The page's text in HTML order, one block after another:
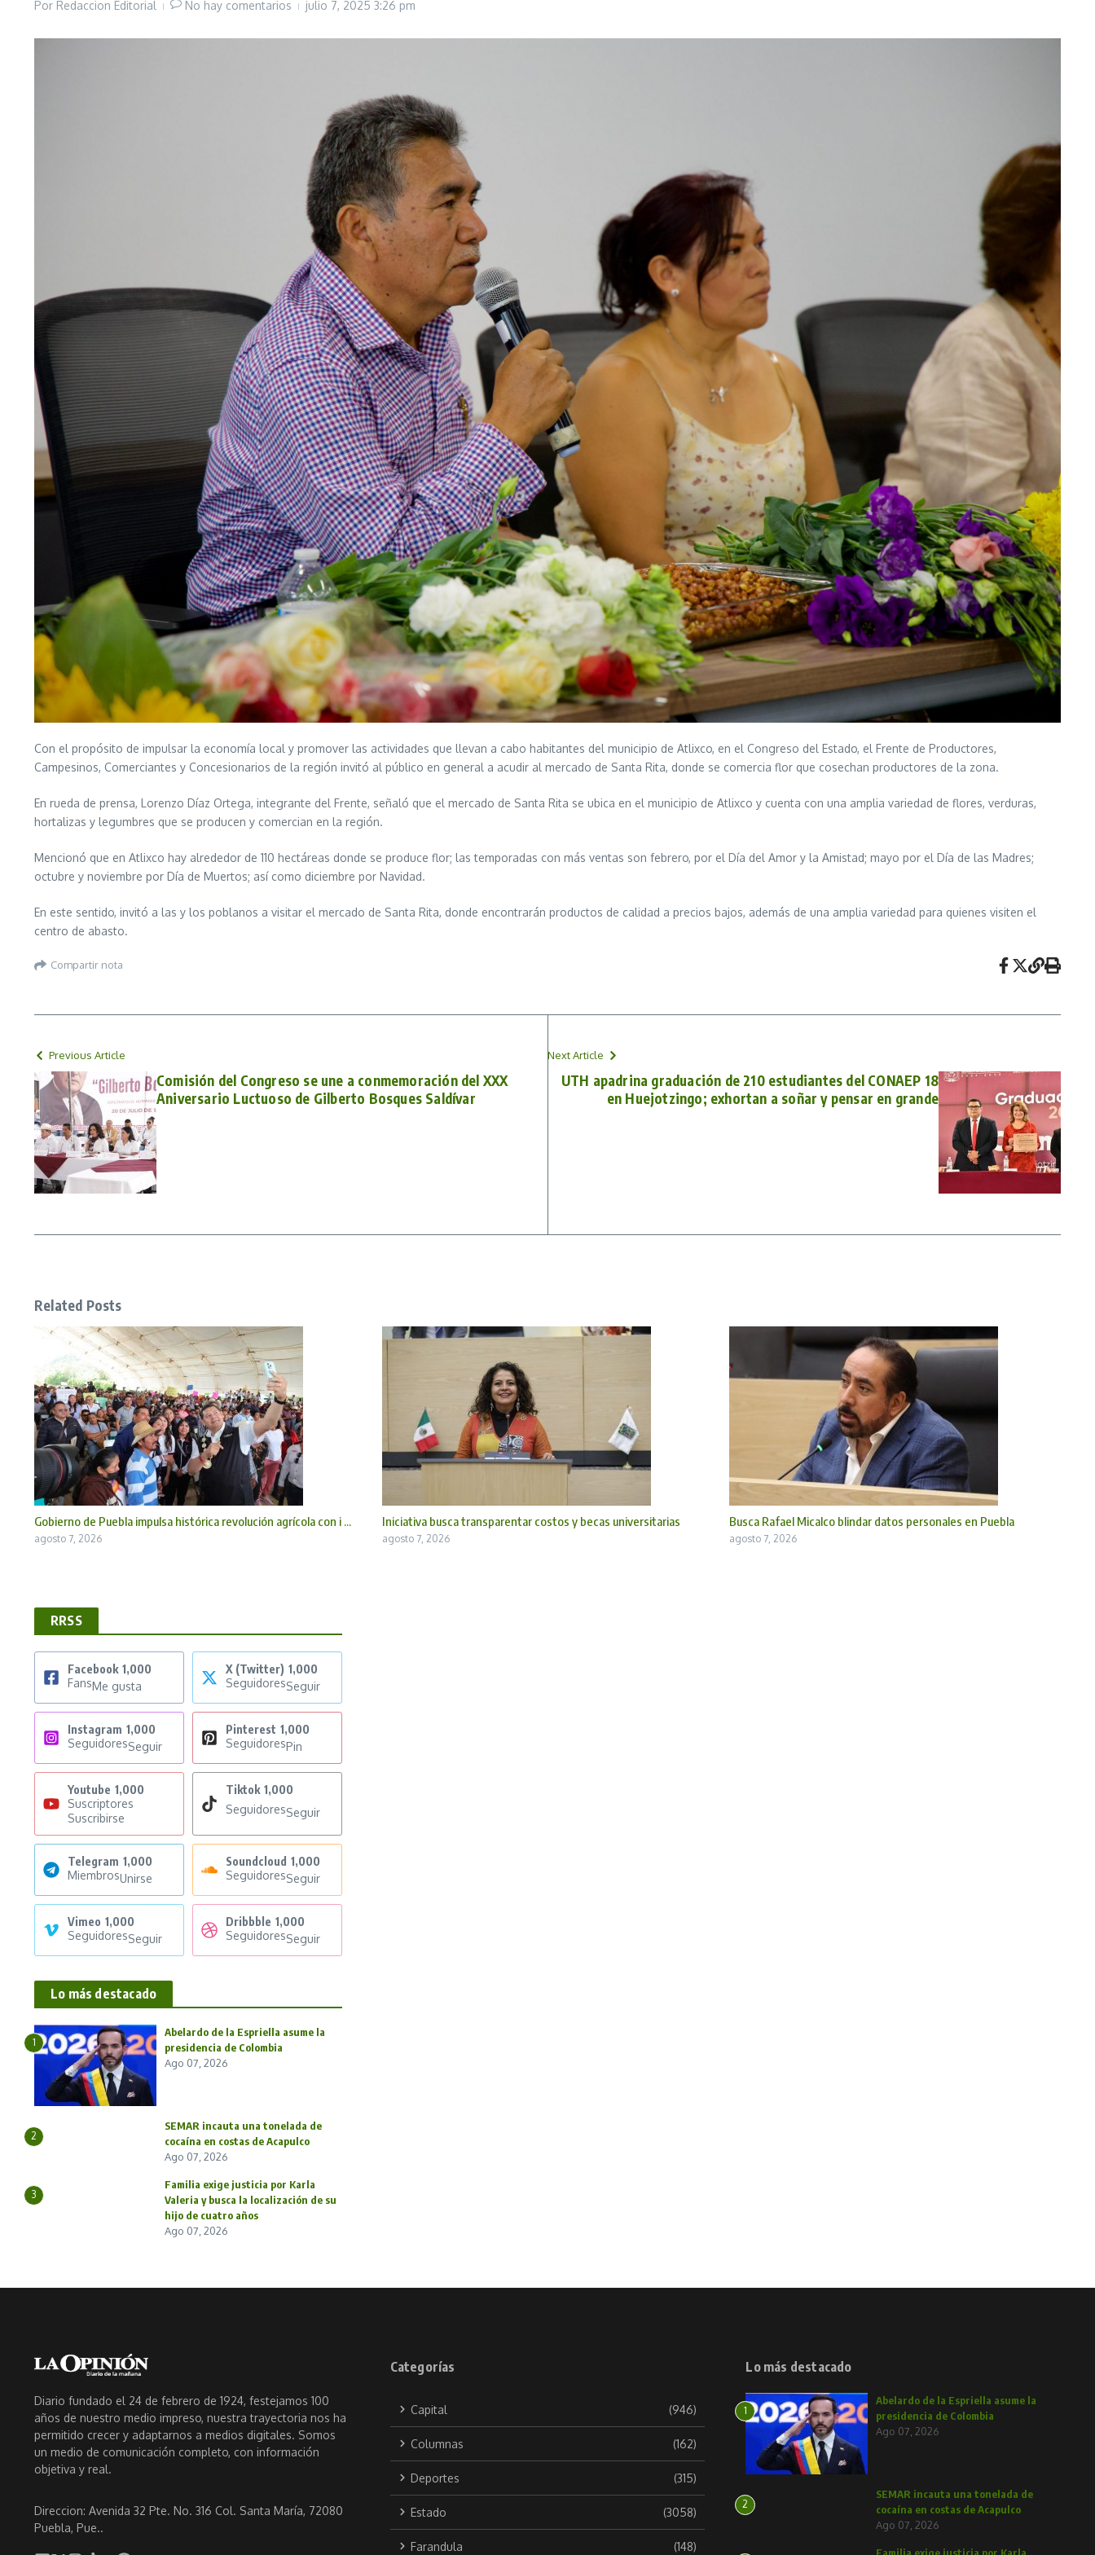
Por Redaccion Editorial No hay comentarios julio 7, 2025 3:26 pm
Con el propósito de impulsar la economía local y promover las actividades que llevan a cabo habitantes del municipio de Atlixco, en el Congreso del Estado, el Frente de Productores,
Campesinos, Comerciantes y Concesionarios de la región invitó al público en general a acudir al mercado de Santa Rita, donde se comercia flor que cosechan productores de la zona.
En rueda de prensa, Lorenzo Díaz Ortega, integrante del Frente, señaló que el mercado de Santa Rita se ubica en el municipio de Atlixco y cuenta con una amplia variedad de flores, verduras,
hortalizas y legumbres que se producen y comercian en la región.
Mencionó que en Atlixco hay alrededor de 110 hectáreas donde se produce flor; las temporadas con más ventas son febrero, por el Día del Amor y la Amistad; mayo por el Día de las Madres;
octubre y noviembre por Día de Muertos; así como diciembre por Navidad.
En este sentido, invitó a las y los poblanos a visitar el mercado de Santa Rita, donde encontrarán productos de calidad a precios bajos, además de una amplia variedad para quienes visiten el
centro de abasto.
Compartir nota
Previous Article
Comisión del Congreso se une a conmemoración del XXX
Aniversario Luctuoso de Gilberto Bosques Saldívar
Next Article
UTH apadrina graduación de 210 estudiantes del CONAEP 18
en Huejotzingo; exhortan a soñar y pensar en grande
Related Posts
Gobierno de Puebla impulsa histórica revolución agrícola con i ...
agosto 7, 2026
Iniciativa busca transparentar costos y becas universitarias
agosto 7, 2026
Busca Rafael Micalco blindar datos personales en Puebla
agosto 7, 2026
RRSS
Facebook 1,000
FansMe gusta
X (Twitter) 1,000
SeguidoresSeguir
Instagram 1,000
SeguidoresSeguir
Pinterest 1,000
SeguidoresPin
Youtube 1,000
Suscriptores
Suscribirse
Tiktok 1,000
SeguidoresSeguir
Telegram 1,000
MiembrosUnirse
Soundcloud 1,000
SeguidoresSeguir
Vimeo 1,000
SeguidoresSeguir
Dribbble 1,000
SeguidoresSeguir
Lo más destacado
1
Abelardo de la Espriella asume la
presidencia de Colombia
Ago 07, 2026
2
SEMAR incauta una tonelada de
cocaína en costas de Acapulco
Ago 07, 2026
3
Familia exige justicia por Karla
Valeria y busca la localización de su
hijo de cuatro años
Ago 07, 2026
Diario fundado el 24 de febrero de 1924, festejamos 100
años de nuestro medio impreso, nuestra trayectoria nos ha
permitido crecer y adaptarnos a medios digitales. Somos
un medio de comunicación completo, con información
objetiva y real.
Direccion: Avenida 32 Pte. No. 316 Col. Santa María, 72080
Puebla, Pue..
Categorías
Capital (946)
Columnas (162)
Deportes (315)
Estado (3058)
Farandula (148)
Lo más destacado
1
Abelardo de la Espriella asume la
presidencia de Colombia
Ago 07, 2026
2
SEMAR incauta una tonelada de
cocaína en costas de Acapulco
Ago 07, 2026
Familia exige justicia por Karla